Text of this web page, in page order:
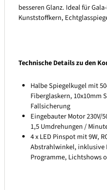
besseren Glanz. Ideal für
Kunststoffkern,
Technische Details zu den
Halbe Spiegelkugel mit
Fiberglaskern, 10x10mm
Fallsicherung
Eingebauter Motor 230V/
1,5 Umdrehungen /
4 x LED Pinspot mit 9W,
Abstrahlwinkel, inklusive
Programme, Lichtshows